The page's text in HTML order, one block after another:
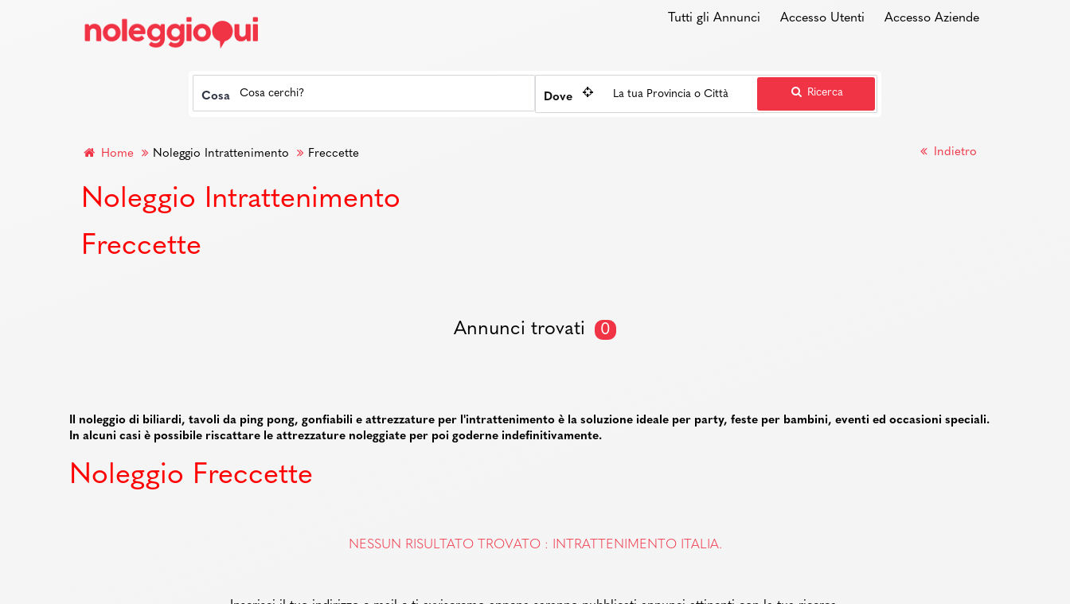
Tutti gli Annunci Accesso Utenti Accesso Aziende
Cosa Dove Ricerca
Home Noleggio Intrattenimento Freccette Indietro
Noleggio Intrattenimento
Freccette
Annunci trovati 0
Il noleggio di biliardi, tavoli da ping pong, gonfiabili e attrezzature per l'intrattenimento è la soluzione ideale per party, feste per bambini, eventi ed occasioni speciali.
In alcuni casi è possibile riscattare le attrezzature noleggiate per poi goderne indefinitivamente.
Noleggio Freccette
NESSUN RISULTATO TROVATO : INTRATTENIMENTO ITALIA.